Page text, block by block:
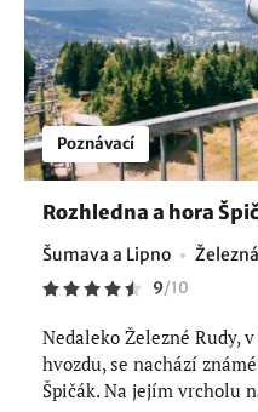
Poznávací
Rozhledna a hora
Šumava a Lipno
9/10
Nedaleko Železné Rudy,
hvozdu, se nachází
Špičák. Na jejím vrcholu